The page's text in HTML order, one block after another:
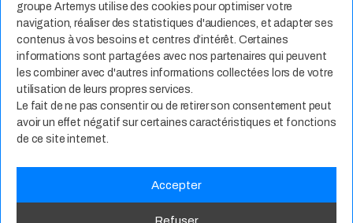
groupe Artemys utilise des cookies pour optimiser votre
navigation, réaliser des statistiques d'audiences, et adapter ses
contenus à vos besoins et centres d’intérêt. Certaines
informations sont partagées avec nos partenaires qui peuvent
les combiner avec d'autres informations collectées lors de votre
utilisation de leurs propres services.
Le fait de ne pas consentir ou de retirer son consentement peut
avoir un effet négatif sur certaines caractéristiques et fonctions
de ce site internet.
Accepter
Refuser
Candidature Spontanée
Politique de Confidentialité CGU RSE Mentions Légales